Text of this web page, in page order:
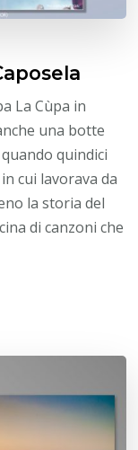
La Cùpa in
una botte
quindici
cui lavorava da
la storia del
di canzoni che